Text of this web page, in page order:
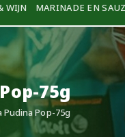
WIJN MARINADE EN
75g
Pudina Pop-75g